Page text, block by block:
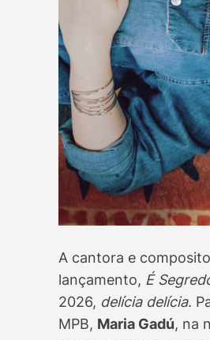
A cantora e
lançamento, É
2026, delícia delícia.
MPB, Maria Gadú, na